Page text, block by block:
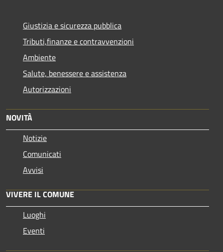
Giustizia e sicurezza pubblica
Tributi,finanze e contravvenzioni
Ambiente
Salute, benessere e assistenza
Autorizzazioni
NOVITÀ
Notizie
Comunicati
Avvisi
VIVERE IL COMUNE
Luoghi
Eventi